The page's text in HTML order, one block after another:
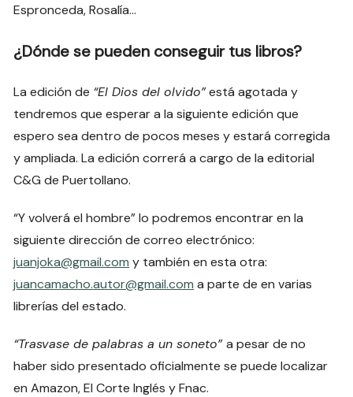
Espronceda, Rosalía…
¿Dónde se pueden conseguir tus libros?
La edición de “El Dios del olvido”está agotada y
tendremos que esperar a la siguiente edición que
espero sea dentro de pocos meses y estará corregida
y ampliada. La edición correrá a cargo de la editorial
C&G de Puertollano.
“Y volverá el hombre” lo podremos encontrar en la
siguiente dirección de correo electrónico:
juanjoka@gmail.com y también en esta otra:
juancamacho.autor@gmail.com a parte de en varias
librerías del estado.
“Trasvase de palabras a un soneto”a pesar de no
haber sido presentado oficialmente se puede localizar
en Amazon, El Corte Inglés y Fnac.